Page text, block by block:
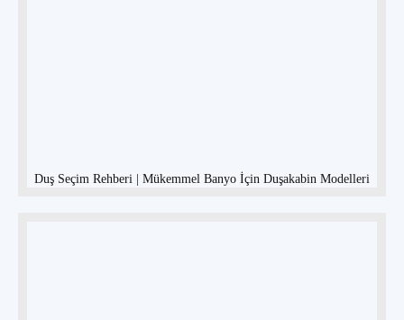
Duş Seçim Rehberi | Mükemmel Banyo İçin Duşakabin Modelleri